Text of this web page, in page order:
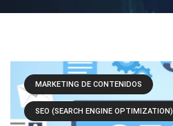
MARKETING DE CONTENIDOS
SEO (SEARCH ENGINE OPTIMIZATION)